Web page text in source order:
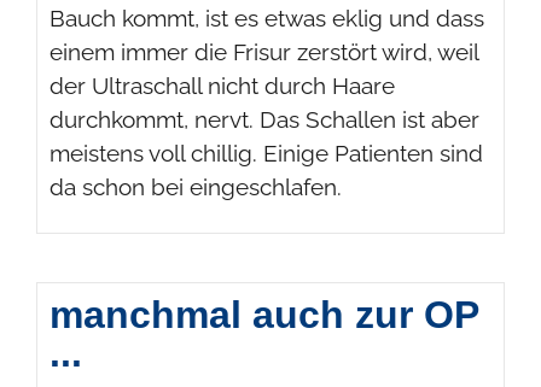
Bauch kommt, ist es etwas eklig und dass
einem immer die Frisur zerstört wird, weil
der Ultraschall nicht durch Haare
durchkommt, nervt. Das Schallen ist aber
meistens voll chillig. Einige Patienten sind
da schon bei eingeschlafen.
manchmal auch zur OP
...